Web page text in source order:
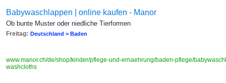
Babywaschlappen | online kaufen - Manor
Ob bunte Muster oder niedliche Tierformen
Freitag: Deutschland > Baden
www.manor.ch/de/shop/kinder/pflege-und-ernaehrung/baden-pflege/
washcloths